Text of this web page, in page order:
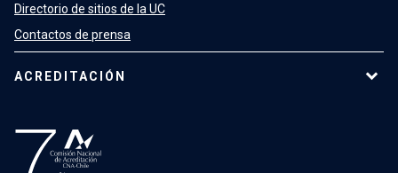
Directorio de sitios de la UC
Contactos de prensa
ACREDITACIÓN